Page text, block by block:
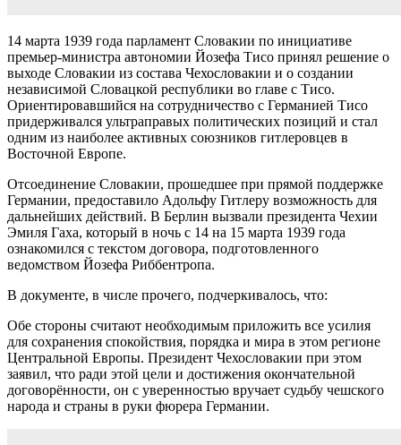
14 марта 1939 года парламент Словакии по инициативе
премьер-министра автономии Йозефа Тисо принял решение о
выходе Словакии из состава Чехословакии и о создании
независимой Словацкой республики во главе с Тисо.
Ориентировавшийся на сотрудничество с Германией Тисо
придерживался ультраправых политических позиций и стал
одним из наиболее активных союзников гитлеровцев в
Восточной Европе.
Отсоединение Словакии, прошедшее при прямой поддержке
Германии, предоставило Адольфу Гитлеру возможность для
дальнейших действий. В Берлин вызвали президента Чехии
Эмиля Гаха, который в ночь с 14 на 15 марта 1939 года
ознакомился с текстом договора, подготовленного
ведомством Йозефа Риббентропа.
В документе, в числе прочего, подчеркивалось, что:
Обе стороны считают необходимым приложить все усилия
для сохранения спокойствия, порядка и мира в этом регионе
Центральной Европы. Президент Чехословакии при этом
заявил, что ради этой цели и достижения окончательной
договорённости, он с уверенностью вручает судьбу чешского
народа и страны в руки фюрера Германии.